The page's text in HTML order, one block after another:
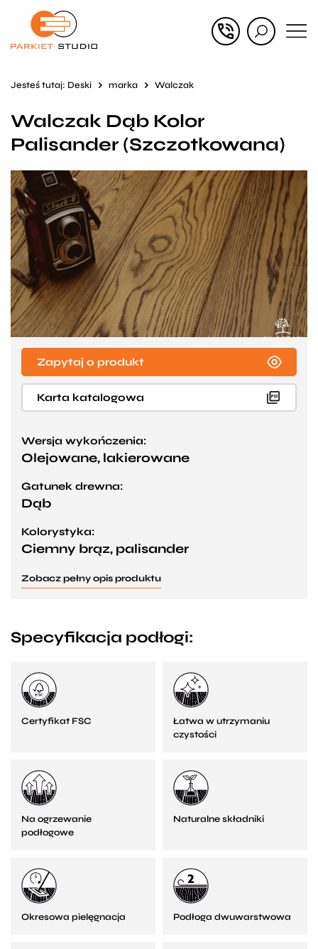
Przejdź
Przejdź
stopce
Jesteś tutaj: Deski marka Walczak
Walczak Dąb Kolor
Palisander (Szczotkowana)
Zapytaj o produkt
Karta katalogowa
Wersja wykończenia:
Olejowane, lakierowane
Gatunek drewna:
Dąb
Kolorystyka:
Ciemny brąz, palisander
Zobacz pełny opis produktu
Specyfikacja podłogi:
Certyfikat FSC
Łatwa w utrzymaniu
czystości
Na ogrzewanie
podłogowe
Naturalne składniki
Okresowa pielęgnacja Podłoga dwuwarstwowa